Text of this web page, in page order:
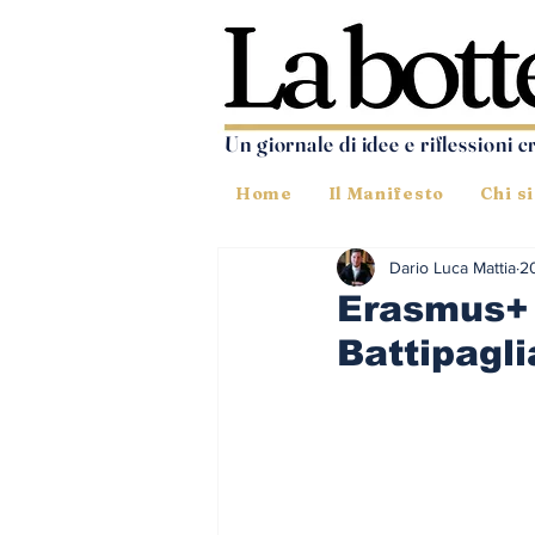
Un giornale di idee e riflessioni
Home Il Manifesto Chi
Dario Luca Mattia